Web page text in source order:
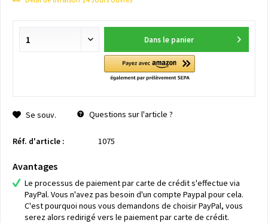
Dans le panier
Se souv. Questions sur l'article ?
Réf. d'article : 1075
Avantages
Le processus de paiement par carte de crédit s'effectue via
PayPal. Vous n'avez pas besoin d'un compte Paypal pour cela.
C'est pourquoi nous vous demandons de choisir PayPal, vous
serez alors redirigé vers le paiement par carte de crédit.